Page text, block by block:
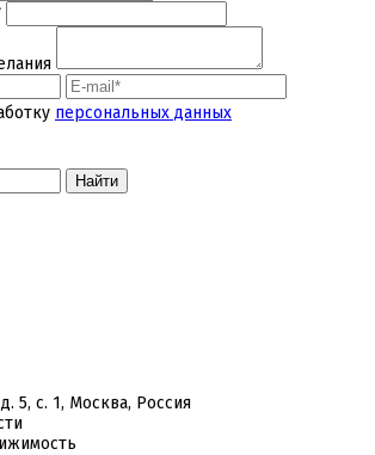
персональных данных
5, с. 1, Москва, Россия